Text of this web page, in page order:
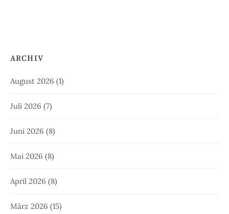
ARCHIV
August 2026 (1)
Juli 2026 (7)
Juni 2026 (8)
Mai 2026 (8)
April 2026 (8)
März 2026 (15)